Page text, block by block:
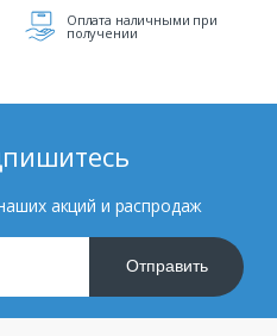
Оплата наличными при
получении
акций и распродаж
Отправить